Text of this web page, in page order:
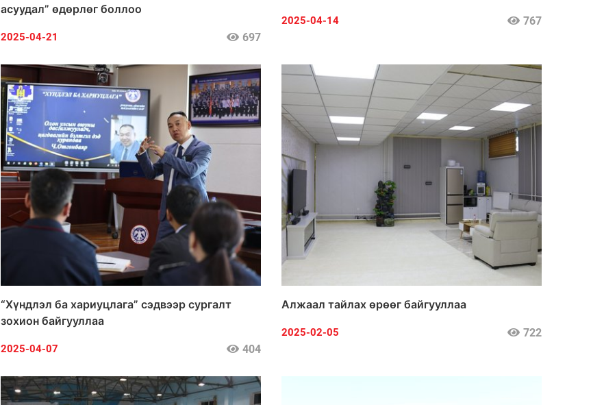
асуудал” өдөрлөг боллоо
2025-04-21 697
2025-04-14 767
“Хүндлэл ба хариуцлага” сэдвээр сургалт
зохион байгууллаа
2025-04-07 404
Алжаал тайлах өрөөг байгууллаа
2025-02-05 722